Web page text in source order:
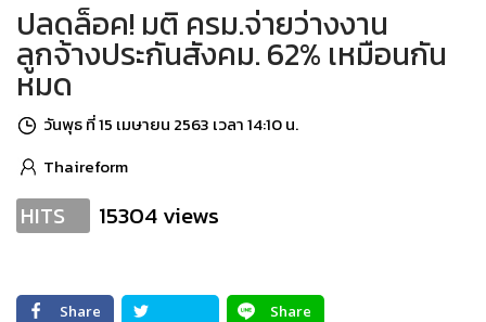
ปลดล็อค! มติ ครม.จ่ายว่างงาน
ลูกจ้างประกันสังคม. 62% เหมือนกัน
หมด
วันพุธ ที่ 15 เมษายน 2563 เวลา 14:10 น.
Thaireform
HITS 15304 views
Share
Share